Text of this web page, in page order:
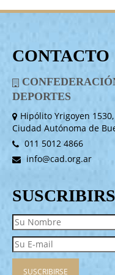
CONTACTO
DEPORTES
Hipólito Yrigoyen
Ciudad Autónoma de
011 5012 4866
info@cad.org.ar